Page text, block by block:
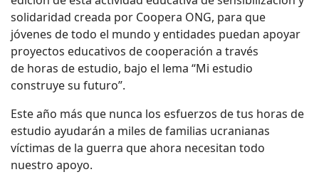
solidaridad creada por Coopera ONG, para que
jóvenes de todo el mundo y entidades puedan apoyar
proyectos educativos de cooperación a través
de horas de estudio, bajo el lema “Mi estudio
construye su futuro”.
Este año más que nunca los esfuerzos de tus horas de
estudio ayudarán a miles de familias ucranianas
víctimas de la guerra que ahora necesitan todo
nuestro apoyo.